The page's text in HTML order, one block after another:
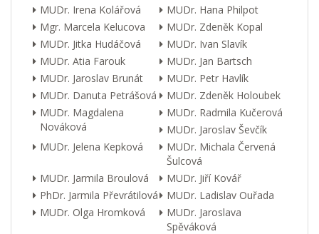
MUDr. Irena Kolářová
MUDr. Hana Philpot
Mgr. Marcela Kelucova
MUDr. Zdeněk Kopal
MUDr. Jitka Hudáčová
MUDr. Ivan Slavík
MUDr. Atia Farouk
MUDr. Jan Bartsch
MUDr. Jaroslav Brunát
MUDr. Petr Havlík
MUDr. Danuta Petrášová
MUDr. Zdeněk Holoubek
MUDr. Magdalena
Nováková
MUDr. Radmila Kučerová
MUDr. Jaroslav Ševčík
MUDr. Jelena Kepková
MUDr. Michala Červená
Šulcová
MUDr. Jarmila Broulová
MUDr. Jiří Kovář
PhDr. Jarmila Převrátilová
MUDr. Ladislav Ouřada
MUDr. Olga Hromková
MUDr. Jaroslava
Spěváková